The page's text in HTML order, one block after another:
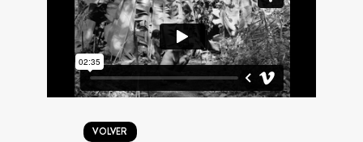
VOLVER